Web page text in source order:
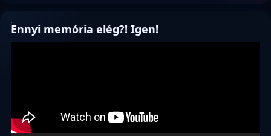
Ennyi memória elég?! Igen!